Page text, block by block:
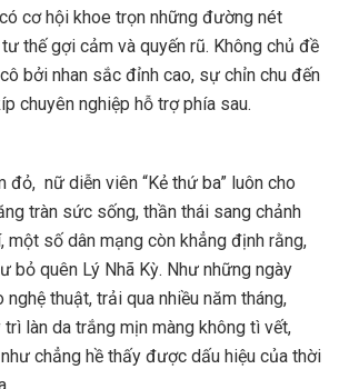
cơ hội khoe trọn những đường nét
thế gợi cảm và quyến rũ. Không chủ đề
bởi nhan sắc đỉnh cao, sự chỉn chu đến
chuyên nghiệp hỗ trợ phía sau.
đỏ, nữ diễn viên “Kẻ thứ ba” luôn cho
tràn sức sống, thần thái sang chảnh
một số dân mạng còn khẳng định rằng,
bỏ quên Lý Nhã Kỳ. Như những ngày
thuật, trải qua nhiều năm tháng,
làn da trắng mịn màng không tì vết,
chẳng hề thấy được dấu hiệu của thời